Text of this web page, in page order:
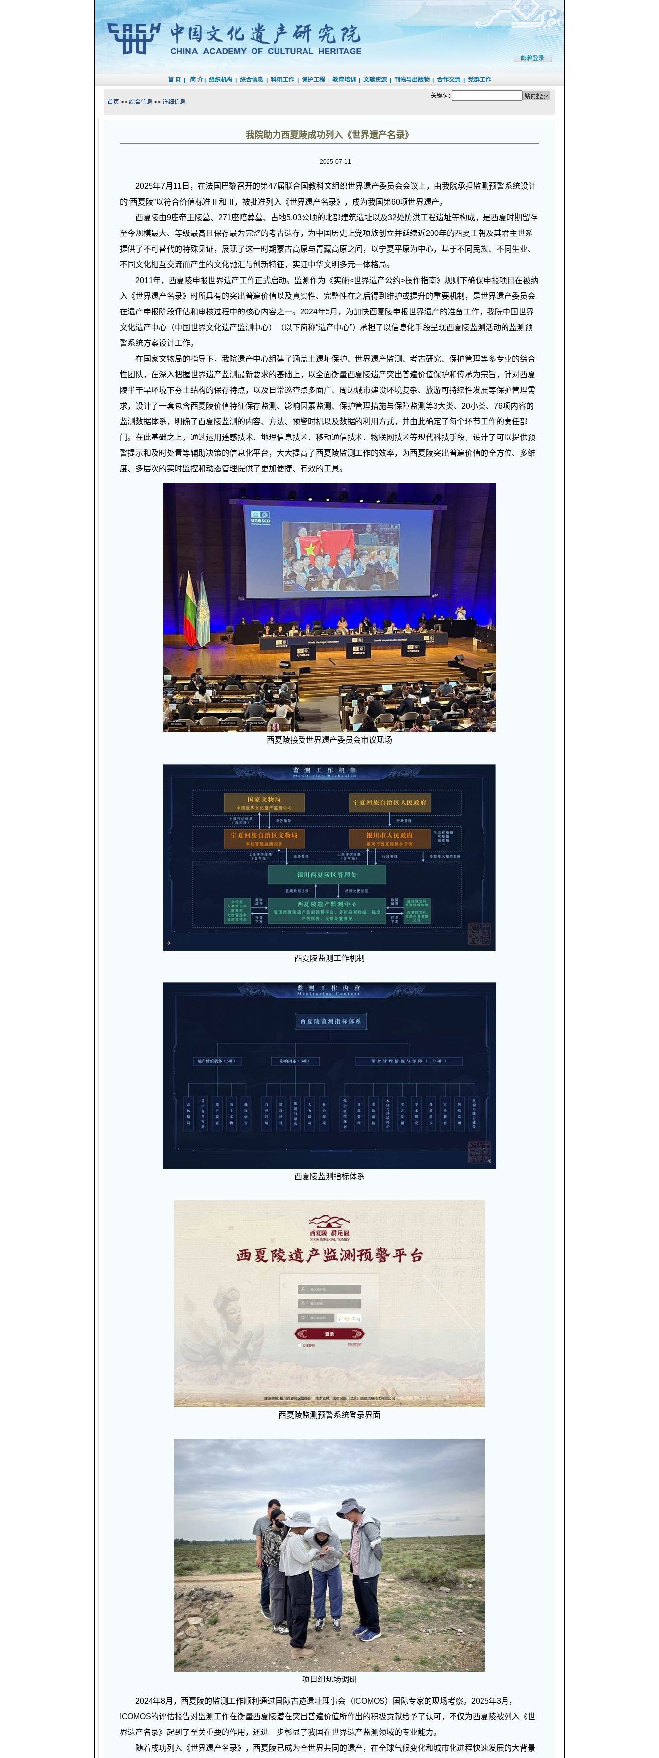
首 页 简 介| 组织机构 综合信息 科研工作 保护工程 教育培训 文献资源 刊物与出版物 合作交流 党群工作
首页 >> 综合信息 >> 详细信息
关键词:
我院助力西夏陵成功列入《世界遗产名录》
2025-07-11
2025年7月11日，在法国巴黎召开的第47届联合国教科文组织世界遗产委员会会议上，由我院承担监测预警系统设计
的“西夏陵”以符合价值标准Ⅱ和Ⅲ，被批准列入《世界遗产名录》，成为我国第60项世界遗产。
西夏陵由9座帝王陵墓、271座陪葬墓、占地5.03公顷的北部建筑遗址以及32处防洪工程遗址等构成，是西夏时期留存
至今规模最大、等级最高且保存最为完整的考古遗存，为中国历史上党项族创立并延续近200年的西夏王朝及其君主世系
提供了不可替代的特殊见证，展现了这一时期蒙古高原与青藏高原之间，以宁夏平原为中心，基于不同民族、不同生业、
不同文化相互交流而产生的文化融汇与创新特征，实证中华文明多元一体格局。
2011年，西夏陵申报世界遗产工作正式启动。监测作为《实施<世界遗产公约>操作指南》规则下确保申报项目在被纳
入《世界遗产名录》时所具有的突出普遍价值以及真实性、完整性在之后得到维护或提升的重要机制，是世界遗产委员会
在遗产申报阶段评估和审核过程中的核心内容之一。2024年5月，为加快西夏陵申报世界遗产的准备工作，我院中国世界
文化遗产中心（中国世界文化遗产监测中心）（以下简称“遗产中心”）承担了以信息化手段呈现西夏陵监测活动的监测预
警系统方案设计工作。
在国家文物局的指导下，我院遗产中心组建了涵盖土遗址保护、世界遗产监测、考古研究、保护管理等多专业的综合
性团队，在深入把握世界遗产监测最新要求的基础上，以全面衡量西夏陵遗产突出普遍价值保护和传承为宗旨，针对西夏
陵半干旱环境下夯土结构的保存特点，以及日常巡查点多面广、周边城市建设环境复杂、旅游可持续性发展等保护管理需
求，设计了一套包含西夏陵价值特征保存监测、影响因素监测、保护管理措施与保障监测等3大类、20小类、76项内容的
监测数据体系，明确了西夏陵监测的内容、方法、预警时机以及数据的利用方式，并由此确定了每个环节工作的责任部
门。在此基础之上，通过运用遥感技术、地理信息技术、移动通信技术、物联网技术等现代科技手段，设计了可以提供预
警提示和及时处置等辅助决策的信息化平台，大大提高了西夏陵监测工作的效率，为西夏陵突出普遍价值的全方位、多维
度、多层次的实时监控和动态管理提供了更加便捷、有效的工具。
西夏陵接受世界遗产委员会审议现场
西夏陵监测工作机制
西夏陵监测指标体系
西夏陵监测预警系统登录界面
项目组现场调研
2024年8月，西夏陵的监测工作顺利通过国际古迹遗址理事会（ICOMOS）国际专家的现场考察。2025年3月，
ICOMOS的评估报告对监测工作在衡量西夏陵潜在突出普遍价值所作出的积极贡献给予了认可，不仅为西夏陵被列入《世
界遗产名录》起到了至关重要的作用，还进一步彰显了我国在世界遗产监测领域的专业能力。
随着成功列入《世界遗产名录》，西夏陵已成为全世界共同的遗产，在全球气候变化和城市化进程快速发展的大背景